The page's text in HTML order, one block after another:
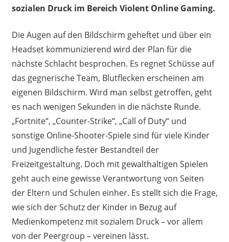
sozialen Druck im Bereich Violent Online Gaming.
Die Augen auf den Bildschirm geheftet und über ein
Headset kommunizierend wird der Plan für die
nächste Schlacht besprochen. Es regnet Schüsse auf
das gegnerische Team, Blutflecken erscheinen am
eigenen Bildschirm. Wird man selbst getroffen, geht
es nach wenigen Sekunden in die nächste Runde.
„Fortnite“, „Counter-Strike“, „Call of Duty“ und
sonstige Online-Shooter-Spiele sind für viele Kinder
und Jugendliche fester Bestandteil der
Freizeitgestaltung. Doch mit gewalthaltigen Spielen
geht auch eine gewisse Verantwortung von Seiten
der Eltern und Schulen einher. Es stellt sich die Frage,
wie sich der Schutz der Kinder in Bezug auf
Medienkompetenz mit sozialem Druck – vor allem
von der Peergroup – vereinen lässt.